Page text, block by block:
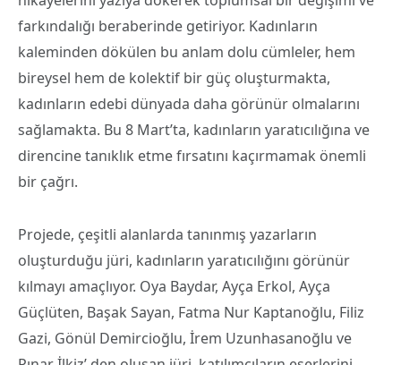
farkındalığı beraberinde getiriyor. Kadınların
kaleminden dökülen bu anlam dolu cümleler, hem
bireysel hem de kolektif bir güç oluşturmakta,
kadınların edebi dünyada daha görünür olmalarını
sağlamakta. Bu 8 Mart’ta, kadınların yaratıcılığına ve
direncine tanıklık etme fırsatını kaçırmamak önemli
bir çağrı.
Projede, çeşitli alanlarda tanınmış yazarların
oluşturduğu jüri, kadınların yaratıcılığını görünür
kılmayı amaçlıyor. Oya Baydar, Ayça Erkol, Ayça
Güçlüten, Başak Sayan, Fatma Nur Kaptanoğlu, Filiz
Gazi, Gönül Demircioğlu, İrem Uzunhasanoğlu ve